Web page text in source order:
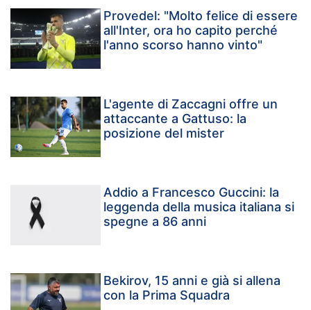
Provedel: "Molto felice di essere
all'Inter, ora ho capito perché
l'anno scorso hanno vinto"
L'agente di Zaccagni offre un
attaccante a Gattuso: la
posizione del mister
Addio a Francesco Guccini: la
leggenda della musica italiana si
spegne a 86 anni
Bekirov, 15 anni e già si allena
con la Prima Squadra